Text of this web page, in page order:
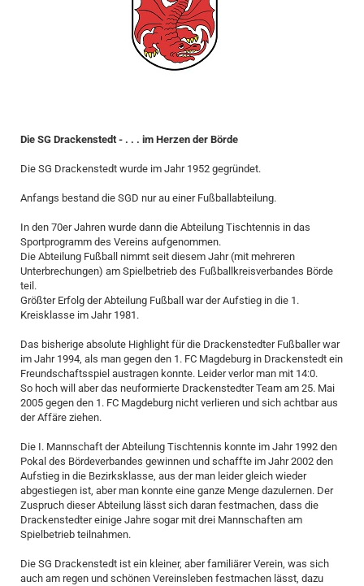
Die SG Drackenstedt - . . . im Herzen der Börde
Die SG Drackenstedt wurde im Jahr 1952 gegründet.
Anfangs bestand die SGD nur au einer Fußballabteilung.
In den 70er Jahren wurde dann die Abteilung Tischtennis in das
Sportprogramm des Vereins aufgenommen.
Die Abteilung Fußball nimmt seit diesem Jahr (mit mehreren
Unterbrechungen) am Spielbetrieb des Fußballkreisverbandes Börde
teil.
Größter Erfolg der Abteilung Fußball war der Aufstieg in die 1.
Kreisklasse im Jahr 1981.
Das bisherige absolute Highlight für die Drackenstedter Fußballer war
im Jahr 1994, als man gegen den 1. FC Magdeburg in Drackenstedt ein
Freundschaftsspiel austragen konnte. Leider verlor man mit 14:0.
So hoch will aber das neuformierte Drackenstedter Team am 25. Mai
2005 gegen den 1. FC Magdeburg nicht verlieren und sich achtbar aus
der Affäre ziehen.
Die I. Mannschaft der Abteilung Tischtennis konnte im Jahr 1992 den
Pokal des Bördeverbandes gewinnen und schaffte im Jahr 2002 den
Aufstieg in die Bezirksklasse, aus der man leider gleich wieder
abgestiegen ist, aber man konnte eine ganze Menge dazulernen. Der
Zuspruch dieser Abteilung lässt sich daran festmachen, dass die
Drackenstedter einige Jahre sogar mit drei Mannschaften am
Spielbetrieb teilnahmen.
Die SG Drackenstedt ist ein kleiner, aber familiärer Verein, was sich
auch am regen und schönen Vereinsleben festmachen lässt, dazu